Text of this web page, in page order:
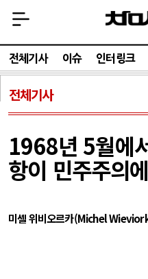
전체기사 이슈 인터링크
전체기사
1968년 5월에
항이 민주주의
미셸 위비오르카(Michel